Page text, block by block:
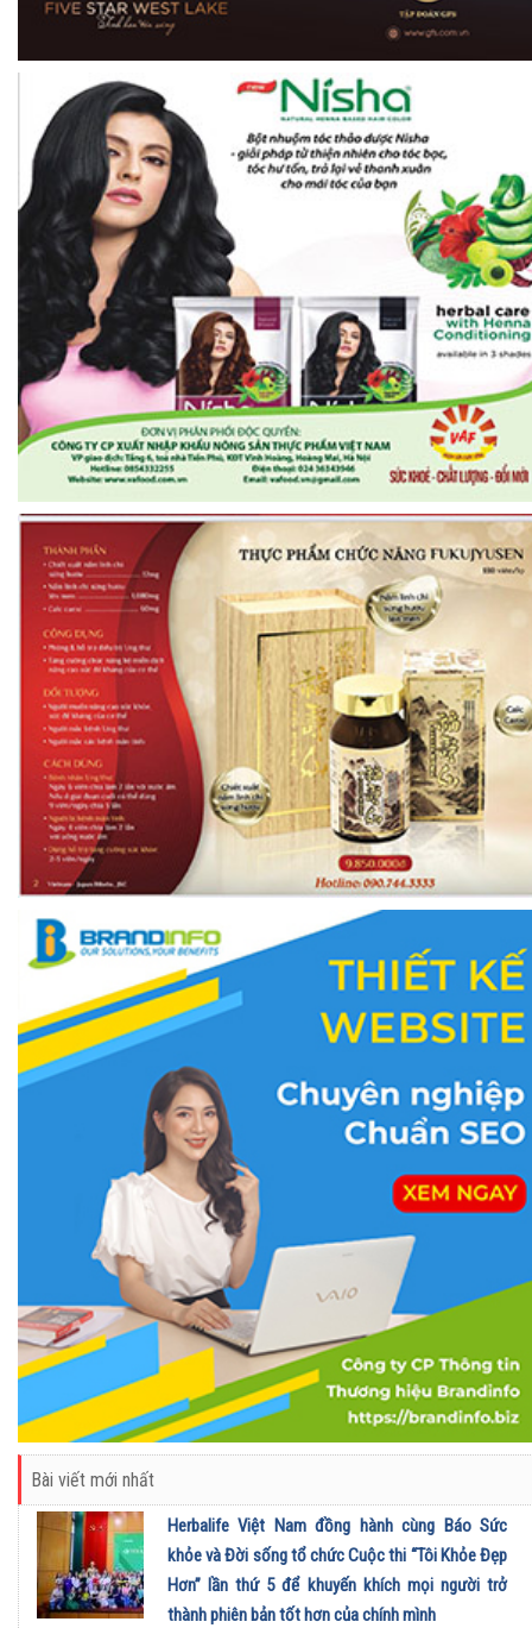
Bài viết mới nhất
Herbalife Việt Nam đồng hành cùng Báo Sức
khỏe và Đời sống tổ chức Cuộc thi “Tôi Khỏe Đẹp
Hơn” lần thứ 5 để khuyến khích mọi người trở
thành phiên bản tốt hơn của chính mình